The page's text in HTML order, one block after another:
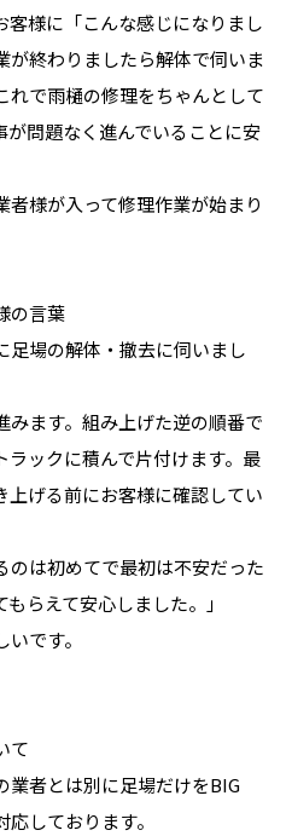
客様に「こんな感じになりまし
が終わりましたら解体で伺いま
れで雨樋の修理をちゃんとして
が問題なく進んでいることに安
様が入って修理作業が始まり
の言葉
足場の解体・撤去に伺いまし
ます。組み上げた逆の順番で
ラックに積んで片付けます。最
げる前にお客様に確認してい
のは初めてで最初は不安だった
らえて安心しました。」
です。
て
業者とは別に足場だけをBIG
しております。